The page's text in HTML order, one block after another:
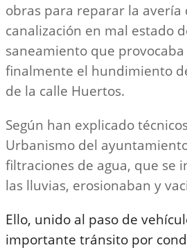
obras para reparar la avería
canalización en mal estado
saneamiento que
finalmente el hundimiento
de la calle Huertos.
Según han explicado
Urbanismo del
filtraciones de agua, que se
las lluvias, erosionaban y
Ello, unido al paso de
importante tránsito por